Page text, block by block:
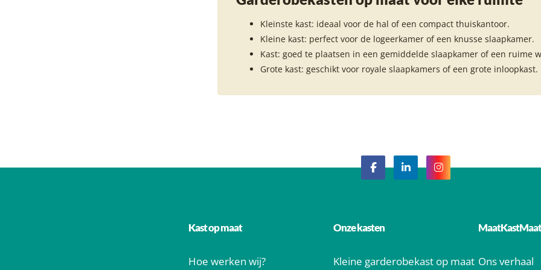
Kleinste kast: ideaal voor de hal of een compact thuiskantoor.
Kleine kast: perfect voor de logeerkamer of een knusse slaapkamer.
Kast: goed te plaatsen in een gemiddelde slaapkamer of een ruime
Grote kast: geschikt voor royale slaapkamers of een grote inloopkast.
Kast op maat
Hoe werken wij?
Onze kasten
Kleine garderobekast op maat
MaatKastMaat
Ons verhaal